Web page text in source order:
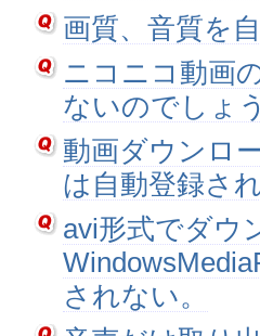
画質、音質を
ニコニコ動画
ないのでしょ
動画ダウンロ
は自動登録さ
avi形式でダウ
されない。